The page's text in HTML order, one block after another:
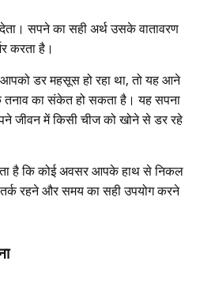
सपने का सही अर्थ उसके वातावरण
करता है।
डर महसूस हो रहा था, तो यह आने
तनाव का संकेत हो सकता है। यह सपना
जीवन में किसी चीज को खोने से डर रहे
है कि कोई अवसर आपके हाथ से निकल
रहने और समय का सही उपयोग करने